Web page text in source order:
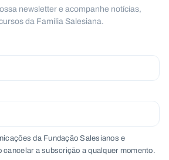
newsletter e acompanhe notícias,
da Família Salesiana.
da Fundação Salesianos e
cancelar a subscrição a qualquer momento.